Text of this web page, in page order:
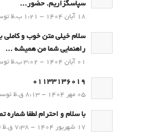
سپاسگزاریم. حضور...
18 آبان 1404 - 1:21 ب.ظ توسط محمد علی ملکی
سلام خیلی متن خوب و کاملی
راهنمایی شما من همیشه ...
01 آبان 1404 - 3:02 ب.ظ توسط مهسا دولوپر
01133136019
05 مهر 1404 - 8:13 ق.ظ توسط ایمان نبی پور
با سلام و احترام لطفا شماره
17 شهریور 1404 - 7:38 ق.ظ توسط ایمان نبی پور